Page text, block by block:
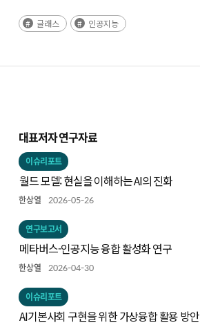
글래스 인공지능
대표저자 연구자료
이슈리포트
월드 모델: 현실을 이해하는 AI의 진화
한상열 2026-05-26
연구보고서
메타버스-인공지능 융합 활성화 연구
한상열 2026-04-30
이슈리포트
AI기본사회 구현을 위한 가상융합 활용 방안